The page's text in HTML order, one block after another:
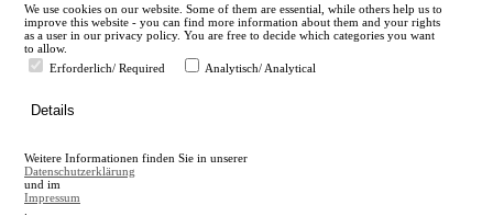
en
A
A
We use cookies on our website. Some of them are essential, while others help us to
improve this website - you can find more information about them and your rights
as a user in our privacy policy. You are free to decide which categories you want
to allow.
Erforderlich/ Required
Analytisch/ Analytical
Details
Weitere Informationen finden Sie in unserer
Datenschutzerklärung
und im
Impressum